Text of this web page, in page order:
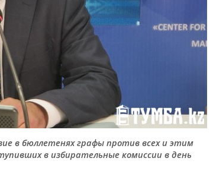
в бюллетенях графы против всех и этим
в избирательные комиссии в день